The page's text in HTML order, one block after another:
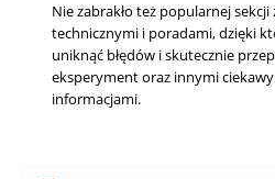
Nie zabrakło też popularnej
technicznymi i poradami, dzięki
uniknąć błędów i skutecznie
eksperyment oraz innymi
informacjami.